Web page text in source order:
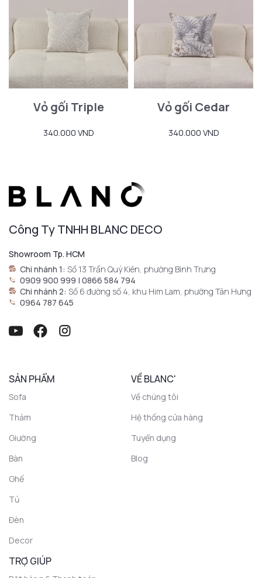
Vỏ gối Triple
340.000 VND
Vỏ gối Cedar
340.000 VND
Công Ty TNHH BLANC DECO
Showroom Tp. HCM
Chi nhánh 1: Số 13 Trần Quý Kiên, phường Bình Trưng
0909 900 999 | 0866 584 794
Chi nhánh 2: Số 6 đường số 4, khu Him Lam, phường Tân Hưng
0964 787 645
SẢN PHẨM
Sofa
Thảm
Giường
Bàn
Ghế
Tủ
Đèn
Decor
VỀ BLANC'
Về chúng tôi
Hệ thống cửa hàng
Tuyển dụng
Blog
TRỢ GIÚP